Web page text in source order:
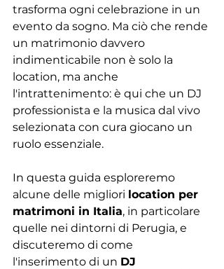
trasforma ogni celebrazione in un
evento da sogno. Ma ciò che rende
un matrimonio davvero
indimenticabile non è solo la
location, ma anche
l'intrattenimento: è qui che un DJ
professionista e la musica dal vivo
selezionata con cura giocano un
ruolo essenziale.
In questa guida esploreremo
alcune delle migliori location per
matrimoni in Italia, in particolare
quelle nei dintorni di Perugia, e
discuteremo di come
l'inserimento di un DJ